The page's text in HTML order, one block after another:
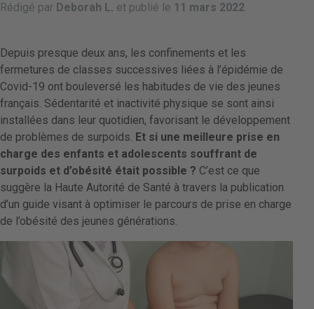
Rédigé par Deborah L. et publié le 11 mars 2022
Depuis presque deux ans, les confinements et les
fermetures de classes successives liées à l’épidémie de
Covid-19 ont bouleversé les habitudes de vie des jeunes
français. Sédentarité et inactivité physique se sont ainsi
installées dans leur quotidien, favorisant le développement
de problèmes de surpoids. Et si une meilleure prise en
charge des enfants et adolescents souffrant de
surpoids et d’obésité était possible ? C’est ce que
suggère la Haute Autorité de Santé à travers la publication
d’un guide visant à optimiser le parcours de prise en charge
de l’obésité des jeunes générations.